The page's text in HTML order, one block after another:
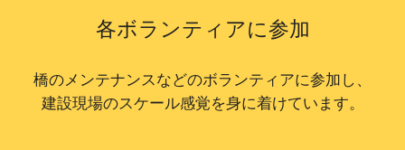
各ボランティアに参加
橋のメンテナンスなどのボランティアに参加し、
建設現場のスケール感覚を身に着けています。